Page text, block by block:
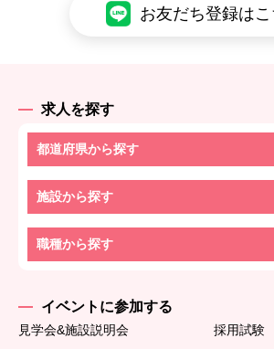
お友だち登録はこ
求人を探す
都道府県から探す
施設から探す
職種から探す
イベントに参加する
見学会&施設説明会
採用試験